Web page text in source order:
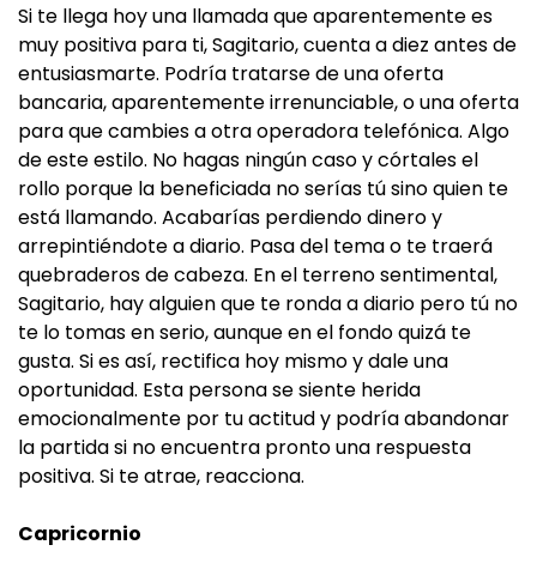
Si te llega hoy una llamada que aparentemente es
muy positiva para ti, Sagitario, cuenta a diez antes de
entusiasmarte. Podría tratarse de una oferta
bancaria, aparentemente irrenunciable, o una oferta
para que cambies a otra operadora telefónica. Algo
de este estilo. No hagas ningún caso y córtales el
rollo porque la beneficiada no serías tú sino quien te
está llamando. Acabarías perdiendo dinero y
arrepintiéndote a diario. Pasa del tema o te traerá
quebraderos de cabeza. En el terreno sentimental,
Sagitario, hay alguien que te ronda a diario pero tú no
te lo tomas en serio, aunque en el fondo quizá te
gusta. Si es así, rectifica hoy mismo y dale una
oportunidad. Esta persona se siente herida
emocionalmente por tu actitud y podría abandonar
la partida si no encuentra pronto una respuesta
positiva. Si te atrae, reacciona.
Capricornio